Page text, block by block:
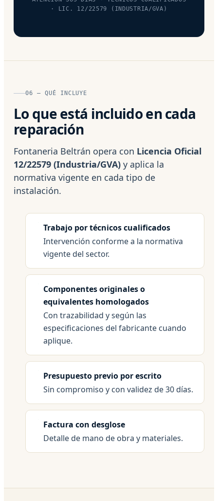
· LIC. 12/22579 (INDUSTRIA/GVA)
06 — QUÉ INCLUYE
Lo que está incluido en cada
reparación
Fontaneria Beltrán opera con Licencia Oficial
12/22579 (Industria/GVA) y aplica la
normativa vigente en cada tipo de
instalación.
Trabajo por técnicos cualificados
Intervención conforme a la normativa
vigente del sector.
Componentes originales o
equivalentes homologados
Con trazabilidad y según las
especificaciones del fabricante cuando
aplique.
Presupuesto previo por escrito
Sin compromiso y con validez de 30 días.
Factura con desglose
Detalle de mano de obra y materiales.